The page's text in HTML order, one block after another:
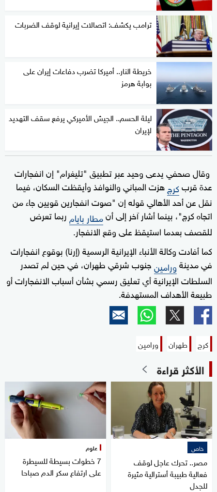
ترامب يكشف: اتصالات إيرانية لوقف الضربات
خريطة النار.. أميركا تضرب دفاعات إيران على
بوابة هرمز
ليلة الحسم.. الجيش الأميركي يرفع سقف التهديد
لإيران
وقال صحفي يدعى وحيد عبر تطبيق "تليغرام" إن انفجارات
عدة قربكرجهزت المباني والنوافذ وأيقظت السكان، فيما
نقل عن أحد الأهالي قوله إن "صوت انفجارين قويين جاء من
اتجاه كرج"، بينما أشار آخر إلى أنمطار بايام ربما تعرض
للقصف بعدما استيقظ على وقع الانفجار.
كما أفادت وكالة الأنباء الإيرانية الرسمية (إرنا) بوقوع انفجارات
في مدينةورامينجنوب شرقي طهران، في حين لم تصدر
السلطات الإيرانية أي تعليق رسمي بشأن أسباب الانفجارات أو
طبيعة الأهداف المستهدفة.
كرج طهران ورامين
الأكثر قراءة
خاص
مصر.. تحرك عاجل لوقف
فعالية طبيبة أسترالية مثيرة
للجدل
علوم
7 خطوات بسيطة للسيطرة
على ارتفاع سكر الدم صباحا